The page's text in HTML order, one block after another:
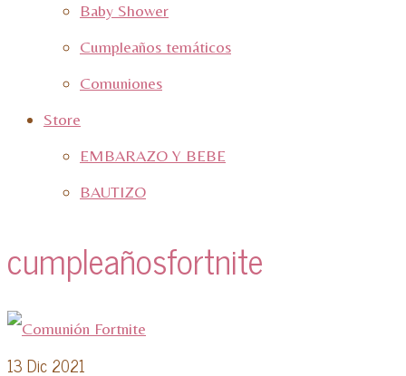
Baby Shower
Cumpleaños temáticos
Comuniones
Store
EMBARAZO Y BEBE
BAUTIZO
cumpleañosfortnite
13 Dic 2021